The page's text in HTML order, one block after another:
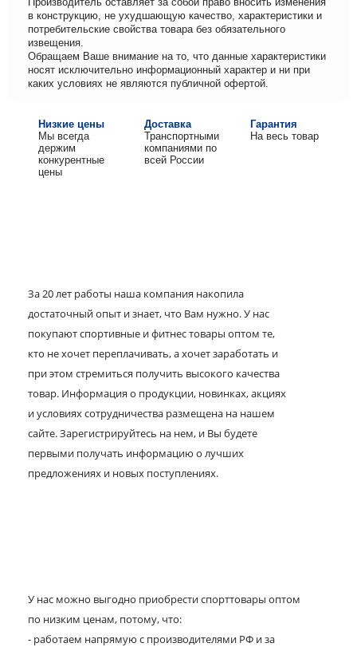
в конструкцию, не ухудшающую качество, характеристики и
потребительские свойства товара без обязательного
извещения.
Обращаем Ваше внимание на то, что данные характеристики
носят исключительно информационный характер и ни при
каких условиях не являются публичной офертой.
Низкие цены
Мы всегда
держим
конкурентные
цены
Доставка
Транспортными
компаниями по
всей России
Гарантия
На весь товар
За 20 лет работы наша компания накопила
достаточный опыт и знает, что Вам нужно. У нас
покупают спортивные и фитнес товары оптом те,
кто не хочет переплачивать, а хочет заработать и
при этом стремиться получить высокого качества
товар. Информация о продукции, новинках, акциях
и условиях сотрудничества размещена на нашем
сайте. Зарегистрируйтесь на нем, и Вы будете
первыми получать информацию о лучших
предложениях и новых поступлениях.
У нас можно выгодно приобрести спорттовары оптом
по низким ценам, потому, что:
- работаем напрямую с производителями РФ и за